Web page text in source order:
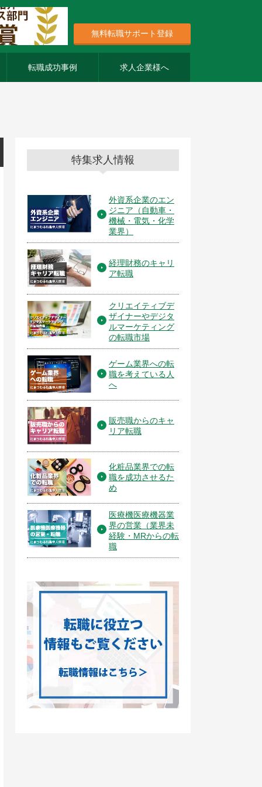
無料転職サポート登録
転職成功事例 求人企業様へ
特集求人情報
外資系企業のエン
ジニア（自動車・
機械・電気・化学
業界）
経理財務のキャリ
ア転職
クリエイティブデ
ザイナーやデジタ
ルマーケティング
の転職市場
ゲーム業界への転
職を考えている人
へ
販売職からのキャ
リア転職
化粧品業界での転
職を成功させるた
め
医療機医療機器業
界の営業（業界未
経験・MRからの転
職